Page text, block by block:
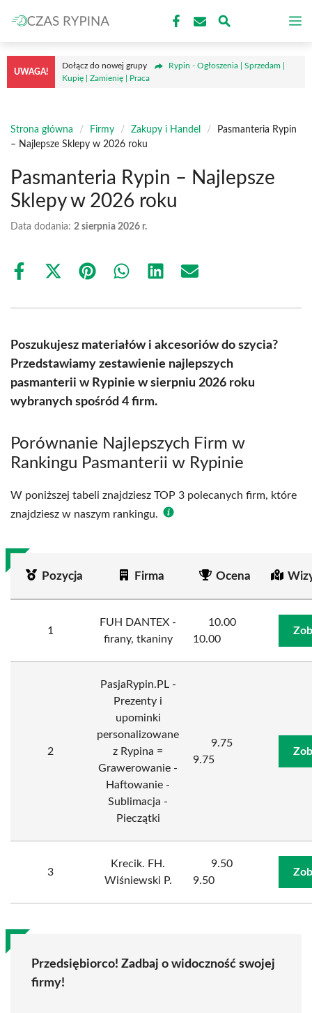
do
treści
UWAGA!
Dołącz do nowej grupy
Rypin - Ogłoszenia | Sprzedam |
Kupię | Zamienię | Praca
Strona główna / Firmy / Zakupy i Handel /
Pasmanteria Rypin
– Najlepsze Sklepy w 2026 roku
Pasmanteria Rypin – Najlepsze
Sklepy w 2026 roku
Data dodania: 2 sierpnia 2026 r.
Share
Share
(Twitter)
Share Share Share Share
Poszukujesz materiałów i akcesoriów do szycia?
Przedstawiamy zestawienie najlepszych
pasmanterii w Rypinie w sierpniu 2026 roku
wybranych spośród 4 firm.
Porównanie Najlepszych Firm w
Rankingu Pasmanterii w Rypinie
W poniższej tabeli znajdziesz TOP 3 polecanych firm, które
znajdziesz w naszym rankingu.
Pozycja Firma Ocena
1
FUH DANTEX -
firany, tkaniny
10.00
10.00
2
PasjaRypin.PL -
Prezenty i
upominki
personalizowane
z Rypina =
Grawerowanie -
Haftowanie -
Sublimacja -
Pieczątki
9.75
9.75
3
Krecik. FH.
Wiśniewski P.
9.50
9.50
Przedsiębiorco! Zadbaj o widoczność swojej
firmy!